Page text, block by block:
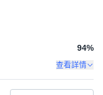
94%
查看詳情